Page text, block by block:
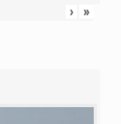
› »